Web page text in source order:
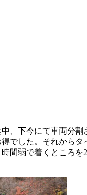
、下今にて車両分
でした。それから
間弱で着くところを